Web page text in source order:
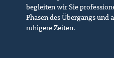
begleiten wir Sie
Phasen des Übergangs und
ruhigere Zeiten.